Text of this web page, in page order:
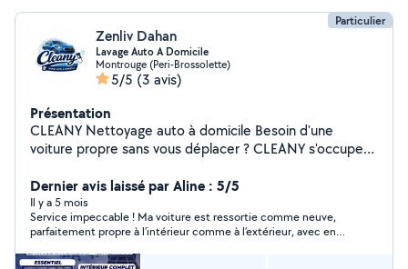
Particulier
Zenliv Dahan
Lavage Auto A Domicile
Montrouge (Peri-Brossolette)
5/5 (3 avis)
Présentation
CLEANY Nettoyage auto à domicile Besoin d'une
voiture propre sans vous déplacer ? CLEANY s'occupe
directement chez vous. Travail soigné Produits
professionnels Rapide et efficace Sur rendez-vous
Déplacement inclus Intervention sur toute l'île de
France et alentours Contactez-moi pour un devis ou une
prise de rendez-vous
Dernier avis laissé par Aline : 5/5
Il y a 5 mois
Service impeccable ! Ma voiture est ressortie comme neuve,
parfaitement propre à l’intérieur comme à l’extérieur, avec en
professionnel. Je recommande les yeux fermés !